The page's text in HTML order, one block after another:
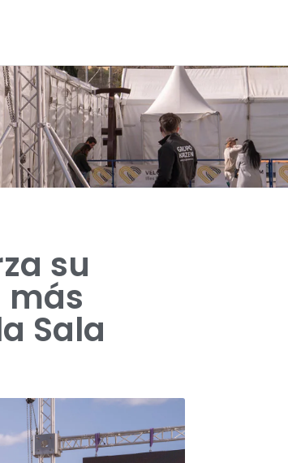
su
más
Sala